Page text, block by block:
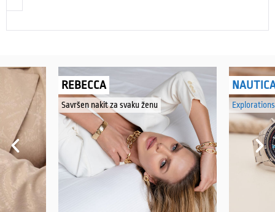
REBECCA
Savršen nakit za svaku ženu